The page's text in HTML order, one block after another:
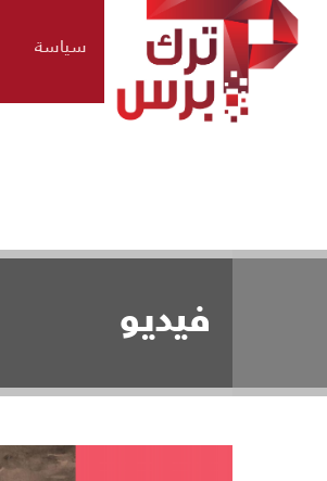
سياسة
فيديو